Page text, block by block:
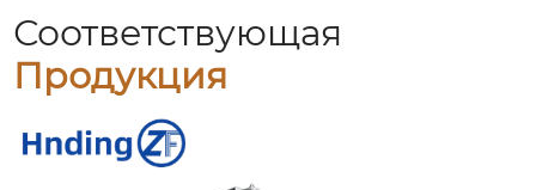
Соответствующая
Продукция